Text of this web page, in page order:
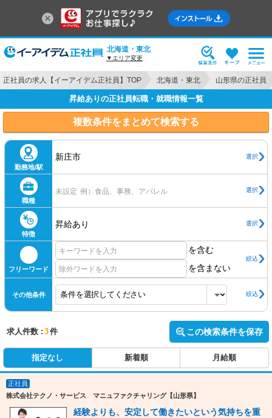
北海道・東北
▼エリア変更
正社員の求人【イーアイデム正社員】TOP 北海道・東北 山形県の正社員
昇給ありの正社員転職・就職情報一覧
複数条件をまとめて検索する
勤務地/駅
新庄市 選択
職種
未設定 例）食品、事務、アパレル 選択
特徴
昇給あり 選択
フリーワード
を含む
を含まない
絞込
その他条件 絞込
求人件数 : 3件 この検索条件を保存
指定なし 新着順 月給順
正社員
株式会社テクノ・サービス マニュファクチャリング【山形県】
経験よりも、安定して働きたいという気持ちを重